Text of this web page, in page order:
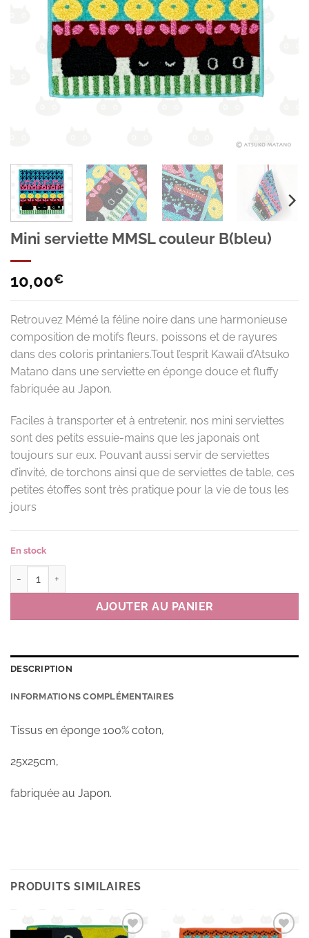
Mini serviette MMSL couleur B(bleu)
10,00€
Retrouvez Mémé la féline noire dans une harmonieuse
composition de motifs fleurs, poissons et de rayures
dans des coloris printaniers.Tout l’esprit Kawaii d’Atsuko
Matano dans une serviette en éponge douce et fluffy
fabriquée au Japon.
Faciles à transporter et à entretenir, nos mini serviettes
sont des petits essuie-mains que les japonais ont
toujours sur eux. Pouvant aussi servir de serviettes
d’invité, de torchons ainsi que de serviettes de table, ces
petites étoffes sont très pratique pour la vie de tous les
jours
En stock
AJOUTER AU PANIER
DESCRIPTION
INFORMATIONS COMPLÉMENTAIRES
Tissus en éponge 100% coton,
25x25cm,
fabriquée au Japon.
PRODUITS SIMILAIRES